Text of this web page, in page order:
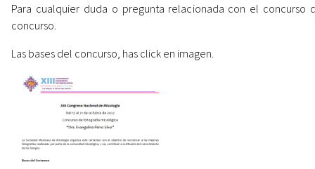
Para cualquier duda o pregunta relacionada con el
concurso.
Las bases del concurso, has click en imagen.